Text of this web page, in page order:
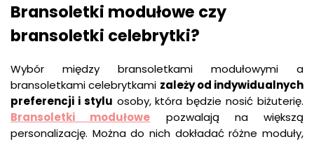
Bransoletki modułowe czy
bransoletki celebrytki?
Wybór między bransoletkami modułowymi a
bransoletkami celebrytkami zależy od indywidualnych
preferencji i stylu osoby, która będzie nosić biżuterię.
Bransoletki modułowe pozwalają na większą
personalizację. Można do nich dokładać różne moduły,